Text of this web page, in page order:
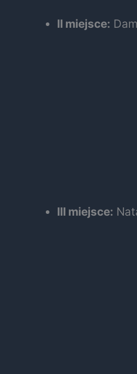
II miejsce:
III miejsce: